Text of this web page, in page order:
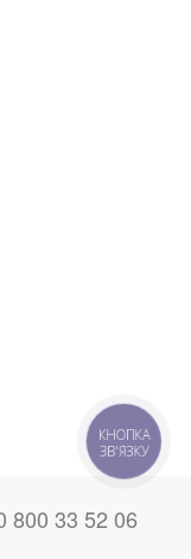
800 33 52 06
КНОПКА
ЗВ'ЯЗКУ